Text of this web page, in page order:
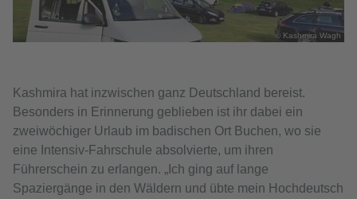
© Kashmira Wagh
Kashmira hat inzwischen ganz Deutschland bereist.
Besonders in Erinnerung geblieben ist ihr dabei ein
zweiwöchiger Urlaub im badischen Ort Buchen, wo sie
eine Intensiv-Fahrschule absolvierte, um ihren
Führerschein zu erlangen. „Ich ging auf lange
Spaziergänge in den Wäldern und übte mein Hochdeutsch